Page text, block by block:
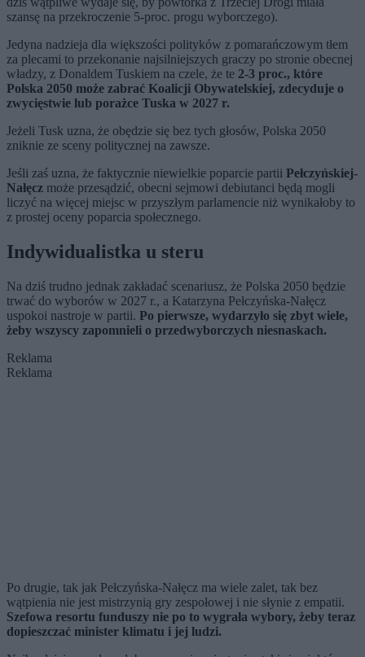
szansę na przekroczenie 5-proc. progu wyborczego).
Jedyna nadzieja dla większości polityków z pomarańczowym tłem
za plecami to przekonanie najsilniejszych graczy po stronie obecnej
władzy, z Donaldem Tuskiem na czele, że te 2-3 proc., które
Polska 2050 może zabrać Koalicji Obywatelskiej, zdecyduje o
zwycięstwie lub porażce Tuska w 2027 r.
Jeżeli Tusk uzna, że obędzie się bez tych głosów, Polska 2050
zniknie ze sceny politycznej na zawsze.
Jeśli zaś uzna, że faktycznie niewielkie poparcie partii Pełczyńskiej-
Nałęcz może przesądzić, obecni sejmowi debiutanci będą mogli
liczyć na więcej miejsc w przyszłym parlamencie niż wynikałoby to
z prostej oceny poparcia społecznego.
Indywidualistka u steru
Na dziś trudno jednak zakładać scenariusz, że Polska 2050 będzie
trwać do wyborów w 2027 r., a Katarzyna Pełczyńska-Nałęcz
uspokoi nastroje w partii. Po pierwsze, wydarzyło się zbyt wiele,
żeby wszyscy zapomnieli o przedwyborczych niesnaskach.
Reklama
Reklama
Po drugie, tak jak Pełczyńska-Nałęcz ma wiele zalet, tak bez
wątpienia nie jest mistrzynią gry zespołowej i nie słynie z empatii.
Szefowa resortu funduszy nie po to wygrała wybory, żeby teraz
dopieszczać minister klimatu i jej ludzi.